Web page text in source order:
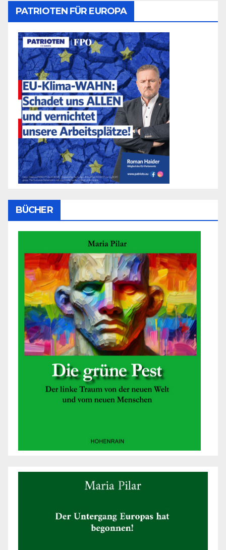
PATRIOTEN FÜR EUROPA
BÜCHER